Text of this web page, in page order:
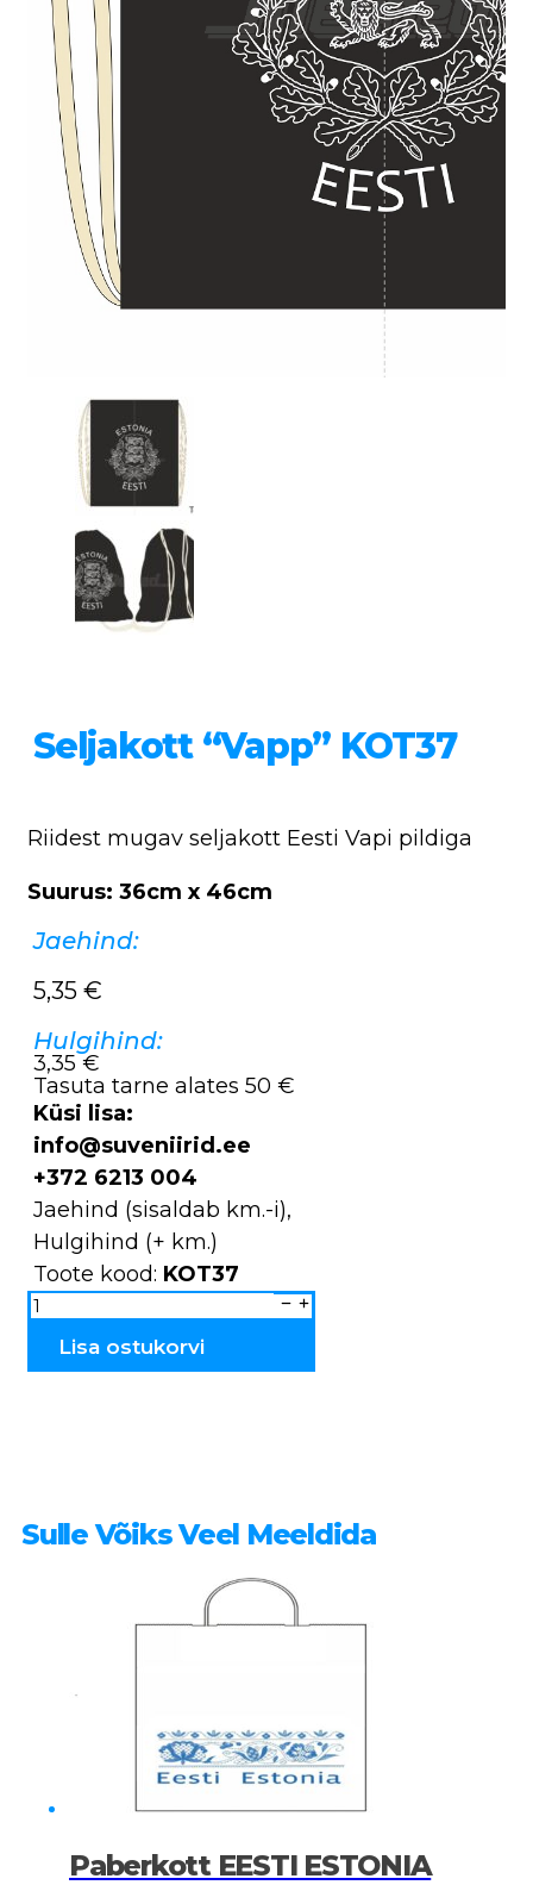
Seljakott “Vapp” KOT37
Riidest mugav seljakott Eesti Vapi pildiga
Suurus: 36cm x 46cm
Jaehind:
5,35 €
Hulgihind:
3,35 €
Tasuta tarne alates 50 €
Küsi lisa:
info@suveniirid.ee
+372 6213 004
Jaehind (sisaldab km.-i),
Hulgihind (+ km.)
Toote kood: KOT37
Seljakott
"Vapp"
KOT37
Lisa ostukorvi
Sulle Võiks Veel Meeldida
Paberkott EESTI ESTONIA